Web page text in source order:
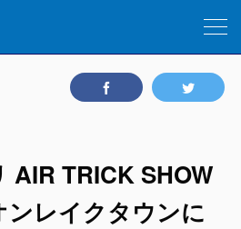
AIR TRICK SHOW
ンレイクタウンに